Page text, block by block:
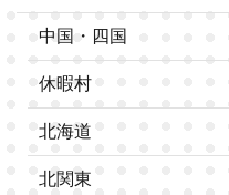
中国・四国
休暇村
北海道
北関東